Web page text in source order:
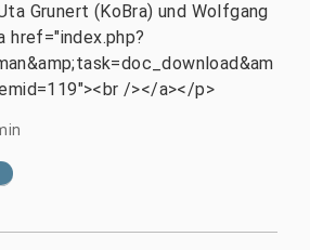
Grunert (KoBra) und Wolfgang
href="index.php?
/></a></p>